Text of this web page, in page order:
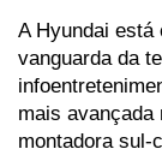
A Hyundai está
vanguarda da
mais
montadora sul-